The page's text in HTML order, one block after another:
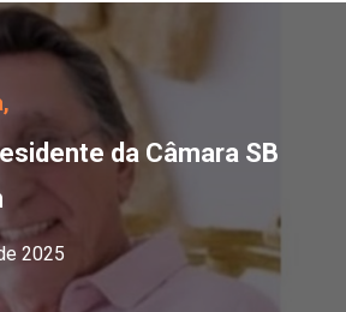
presidente da
da Câmara SB
2025